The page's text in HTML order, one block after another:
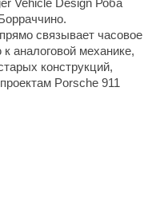
Vehicle Design Роба
связывает часовое
аналоговой механике,
конструкций,
Porsche 911